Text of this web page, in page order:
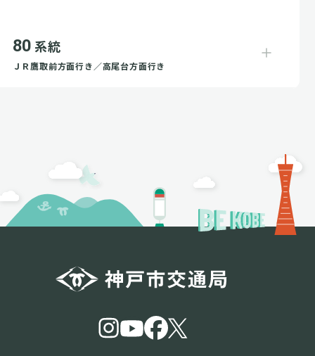
80 系統
ＪＲ鷹取前方面行き／高尾台方面行き